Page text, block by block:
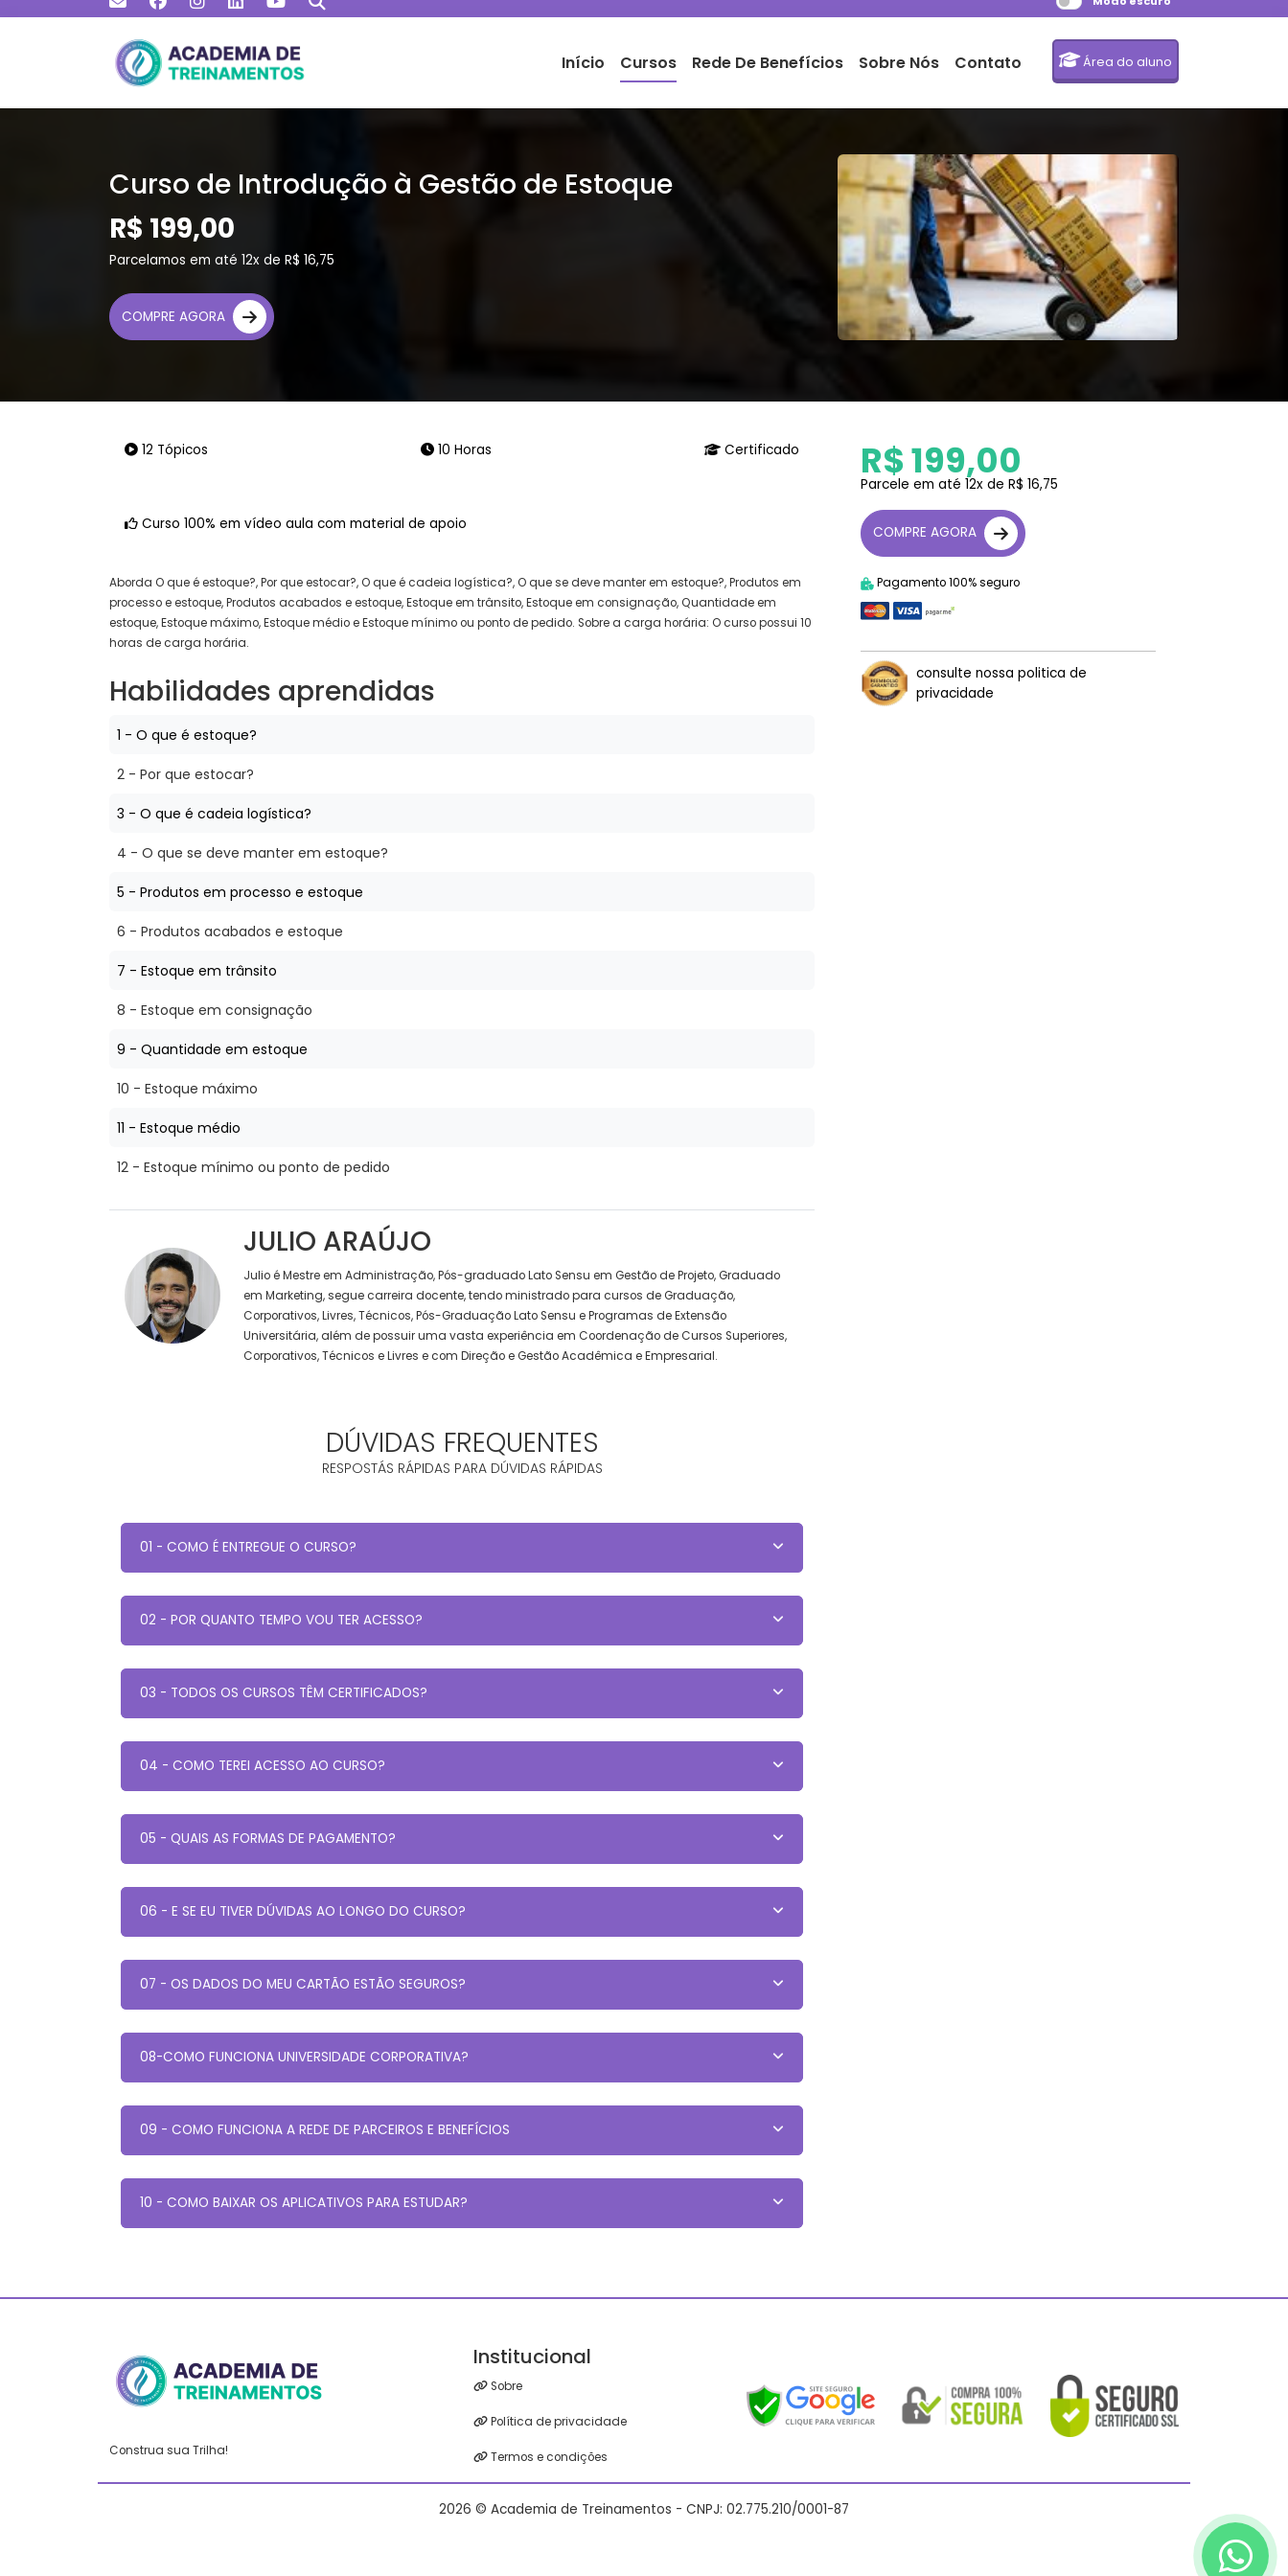
Início Cursos Rede De Benefícios Sobre Nós Contato Área do aluno
Curso de Introdução à Gestão de Estoque
R$ 199,00
Parcelamos em até 12x de R$ 16,75
COMPRE AGORA
12 Tópicos 10 Horas Certificado
Curso 100% em vídeo aula com material de apoio
Aborda O que é estoque?, Por que estocar?, O que é cadeia logística?, O que se deve manter em estoque?, Produtos em
processo e estoque, Produtos acabados e estoque, Estoque em trânsito, Estoque em consignação, Quantidade em
estoque, Estoque máximo, Estoque médio e Estoque mínimo ou ponto de pedido. Sobre a carga horária: O curso possui 10
horas de carga horária.
Habilidades aprendidas
1 - O que é estoque?
2 - Por que estocar?
3 - O que é cadeia logística?
4 - O que se deve manter em estoque?
5 - Produtos em processo e estoque
6 - Produtos acabados e estoque
7 - Estoque em trânsito
8 - Estoque em consignação
9 - Quantidade em estoque
10 - Estoque máximo
11 - Estoque médio
12 - Estoque mínimo ou ponto de pedido
JULIO ARAÚJO
Julio é Mestre em Administração, Pós-graduado Lato Sensu em Gestão de Projeto, Graduado
em Marketing, segue carreira docente, tendo ministrado para cursos de Graduação,
Corporativos, Livres, Técnicos, Pós-Graduação Lato Sensu e Programas de Extensão
Universitária, além de possuir uma vasta experiência em Coordenação de Cursos Superiores,
Corporativos, Técnicos e Livres e com Direção e Gestão Acadêmica e Empresarial.
DÚVIDAS FREQUENTES
RESPOSTÁS RÁPIDAS PARA DÚVIDAS RÁPIDAS
01 - COMO É ENTREGUE O CURSO?
02 - POR QUANTO TEMPO VOU TER ACESSO?
03 - TODOS OS CURSOS TÊM CERTIFICADOS?
04 - COMO TEREI ACESSO AO CURSO?
05 - QUAIS AS FORMAS DE PAGAMENTO?
06 - E SE EU TIVER DÚVIDAS AO LONGO DO CURSO?
07 - OS DADOS DO MEU CARTÃO ESTÃO SEGUROS?
08-COMO FUNCIONA UNIVERSIDADE CORPORATIVA?
09 - COMO FUNCIONA A REDE DE PARCEIROS E BENEFÍCIOS
10 - COMO BAIXAR OS APLICATIVOS PARA ESTUDAR?
R$ 199,00
Parcele em até 12x de R$ 16,75
COMPRE AGORA
Pagamento 100% seguro
consulte nossa politica de
privacidade
Construa sua Trilha!
Institucional
Sobre
Política de privacidade
Termos e condições
2026 © Academia de Treinamentos - CNPJ: 02.775.210/0001-87